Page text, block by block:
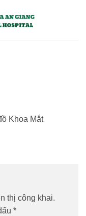
Khoa Mắt
thị công khai.
*